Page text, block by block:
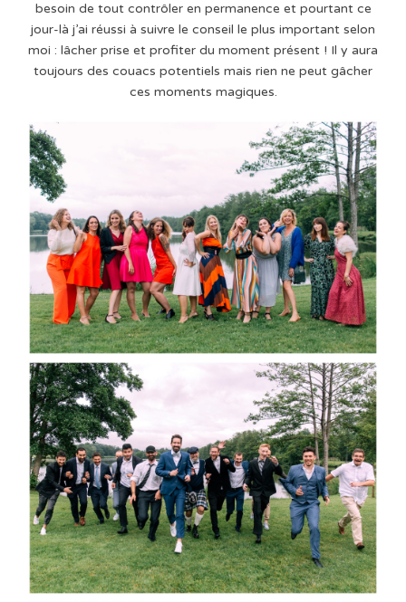
besoin de tout contrôler en permanence et pourtant ce
jour-là j’ai réussi à suivre le conseil le plus important selon
moi : lâcher prise et profiter du moment présent ! Il y aura
toujours des couacs potentiels mais rien ne peut gâcher
ces moments magiques.